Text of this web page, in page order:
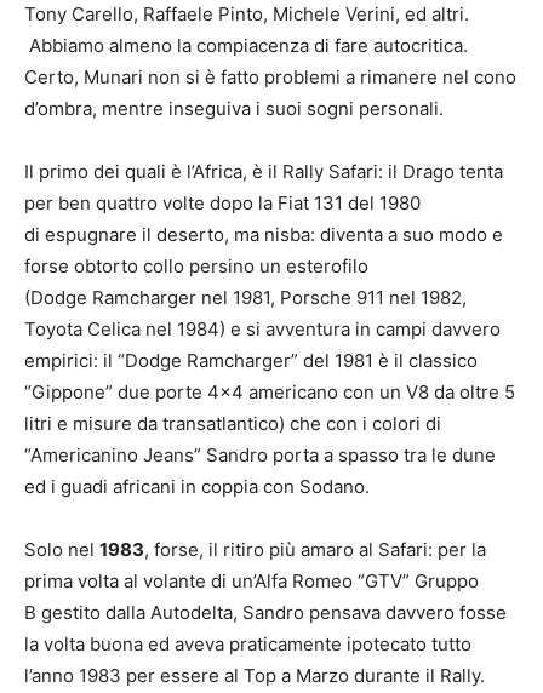
Tony Carello, Raffaele Pinto, Michele Verini, ed altri.
Abbiamo almeno la compiacenza di fare autocritica.
Certo, Munari non si è fatto problemi a rimanere nel cono
d’ombra, mentre inseguiva i suoi sogni personali.
Il primo dei quali è l’Africa, è il Rally Safari: il Drago tenta
per ben quattro volte dopo la Fiat 131 del 1980
di espugnare il deserto, ma nisba: diventa a suo modo e
forse obtorto collo persino un esterofilo
(Dodge Ramcharger nel 1981, Porsche 911 nel 1982,
Toyota Celica nel 1984) e si avventura in campi davvero
empirici: il “Dodge Ramcharger” del 1981 è il classico
“Gippone” due porte 4×4 americano con un V8 da oltre 5
litri e misure da transatlantico) che con i colori di
“Americanino Jeans” Sandro porta a spasso tra le dune
ed i guadi africani in coppia con Sodano.
Solo nel 1983, forse, il ritiro più amaro al Safari: per la
prima volta al volante di un’Alfa Romeo “GTV” Gruppo
B gestito dalla Autodelta, Sandro pensava davvero fosse
la volta buona ed aveva praticamente ipotecato tutto
l’anno 1983 per essere al Top a Marzo durante il Rally.